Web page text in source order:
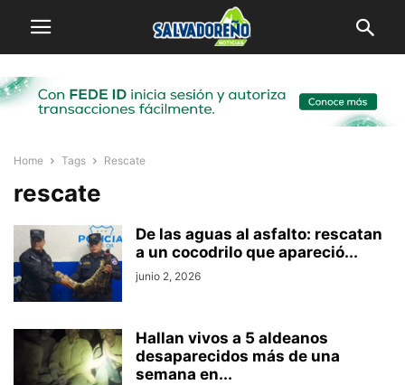
Home Tags Rescate
rescate
De las aguas al asfalto: rescatan
a un cocodrilo que apareció...
junio 2, 2026
Hallan vivos a 5 aldeanos
desaparecidos más de una
semana en...